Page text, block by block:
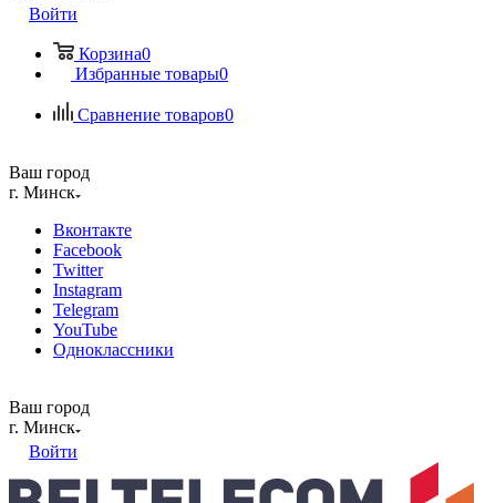
Войти
Корзина0
Избранные товары0
Сравнение товаров0
Ваш город
г. Минск
Вконтакте
Facebook
Twitter
Instagram
Telegram
YouTube
Одноклассники
Ваш город
г. Минск
Войти